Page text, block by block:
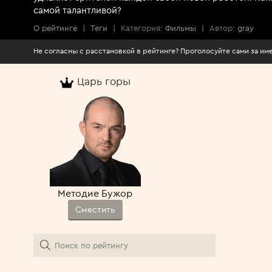
самой талантливой?
О рейтинге | Теги | Категория: Фильмы | Автор: gray
Не согласны с расстановкой в рейтинге?
Царь горы
Методие Бужор
Сместить